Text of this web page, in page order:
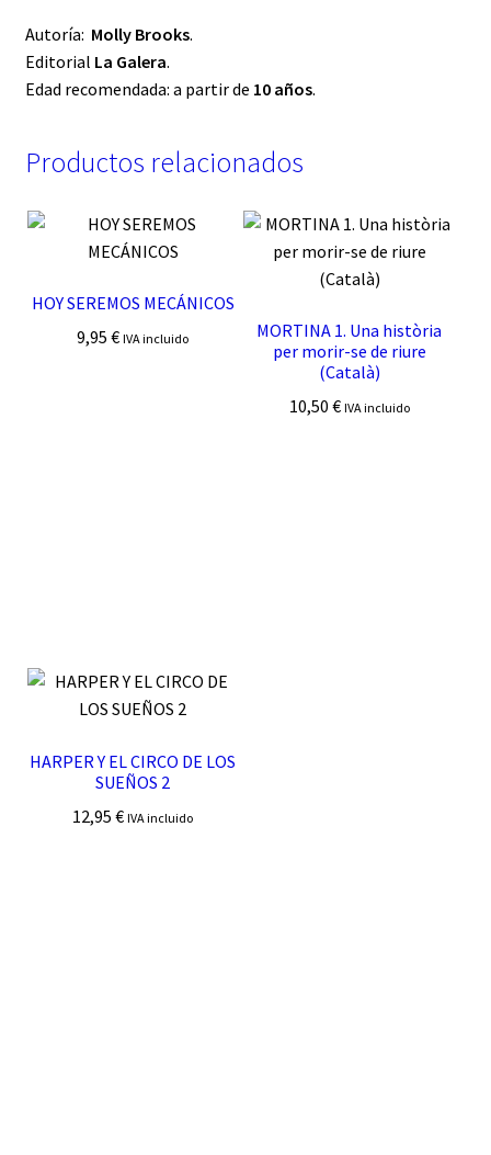
Autoría: Molly Brooks.
Editorial La Galera.
Edad recomendada: a partir de 10 años.
Productos relacionados
HOY SEREMOS MECÁNICOS
9,95€ IVA incluido
MORTINA 1. Una història
per morir-se de riure
(Català)
10,50 € IVA incluido
HARPER Y EL CIRCO DE LOS
SUEÑOS 2
12,95€ IVA incluido